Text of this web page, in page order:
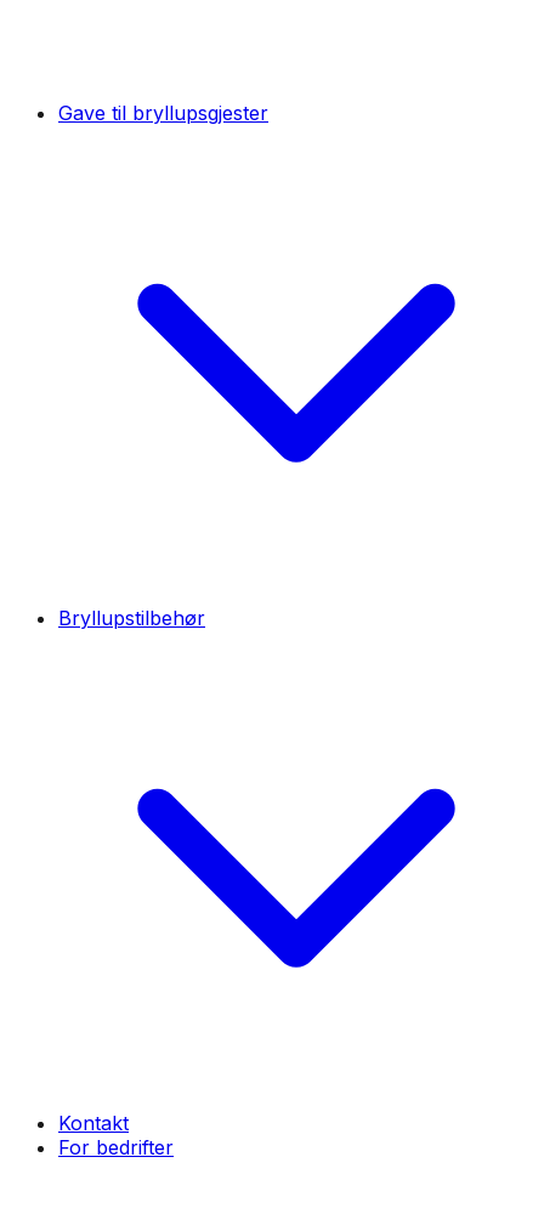
Gave til bryllupsgjester
Bryllupstilbehør
Kontakt
For bedrifter